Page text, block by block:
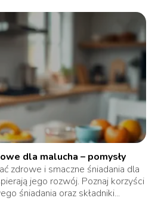
dla malucha – pomysły
zdrowe i smaczne śniadania dla
jego rozwój. Poznaj korzyści
śniadania oraz składniki...